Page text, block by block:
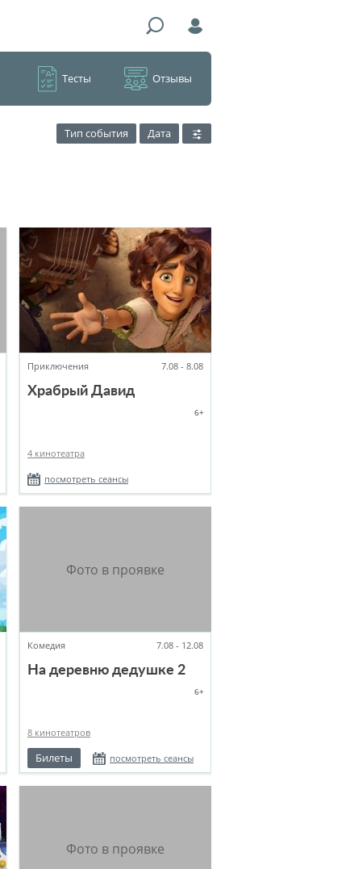
Тесты Отзывы
Тип события
Дата
Приключения 7.08 - 8.08
Храбрый Давид
6+
4 кинотеатра
посмотреть сеансы
Комедия 7.08 - 12.08
На деревню дедушке 2
6+
8 кинотеатров
Билеты посмотреть сеансы